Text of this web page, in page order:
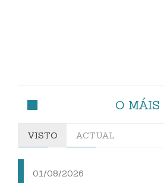
O MÁIS
VISTO ACTUAL
01/08/2026